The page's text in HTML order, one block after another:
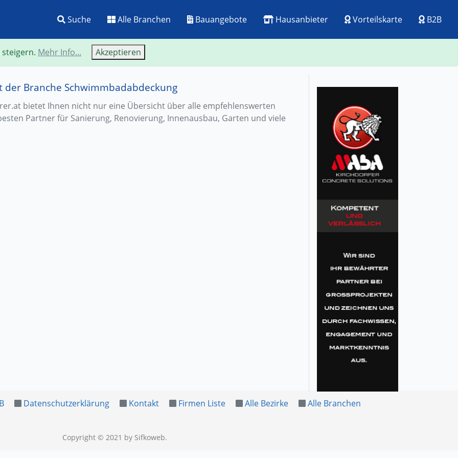
Suche Alle Branchen Bauangebote Hausanbieter Vorteilskarte B2B
Branche Schwimmbadabdeckung
bietet Ihnen nicht nur eine Übersicht über alle empfehlenswerten
Partner für Sanierung, Renovierung, Innenausbau, Garten und viele
Datenschutzerklärung Kontakt Firmen Liste Alle Bezirke Alle Branchen
Copyright © 2021 by Sifkoweb.
Mehr Info... Akzeptieren